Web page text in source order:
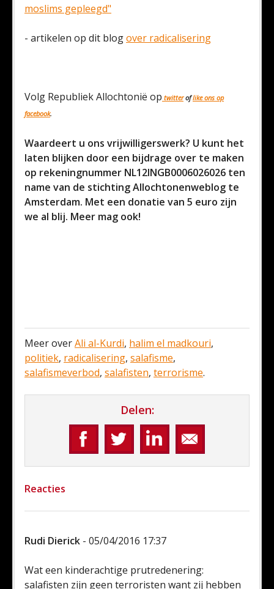
moslims gepleegd"
- artikelen op dit blogover radicalisering
Volg Republiek Allochtonië op twitteroflike ons op
facebook.
Waardeert u ons vrijwilligerswerk? U kunt het
laten blijken door een bijdrage over te maken
op rekeningnummer NL12INGB0006026026 ten
name van de stichting Allochtonenweblog te
Amsterdam. Met een donatie van 5 euro zijn
we al blij. Meer mag ook!
Meer overAli al-Kurdi, halim el madkouri,
politiek, radicalisering, salafisme,
salafismeverbod, salafisten, terrorisme.
Delen:
Reacties
Rudi Dierick - 05/04/2016 17:37
Wat een kinderachtige prutredenering:
salafisten zijn geen terroristen want zij hebben